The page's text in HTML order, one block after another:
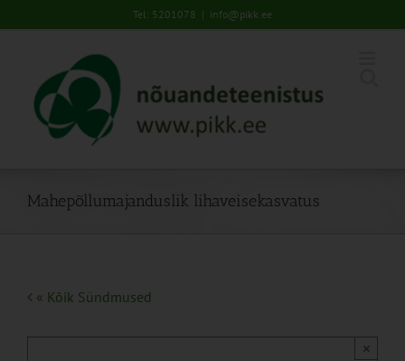
to
Tel: 5201078 | info@pikk.ee
Mahepõllumajanduslik lihaveisekasvatus
« Kõik Sündmused
×